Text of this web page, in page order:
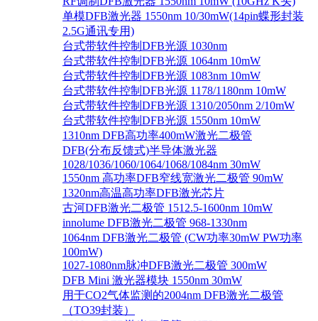
单模DFB激光器 1550nm 10/30mW(14pin蝶形封装
2.5G通讯专用)
台式带软件控制DFB光源 1030nm
台式带软件控制DFB光源 1064nm 10mW
台式带软件控制DFB光源 1083nm 10mW
台式带软件控制DFB光源 1178/1180nm 10mW
台式带软件控制DFB光源 1310/2050nm 2/10mW
台式带软件控制DFB光源 1550nm 10mW
1310nm DFB高功率400mW激光二极管
DFB(分布反馈式)半导体激光器
1028/1036/1060/1064/1068/1084nm 30mW
1550nm 高功率DFB窄线宽激光二极管 90mW
1320nm高温高功率DFB激光芯片
古河DFB激光二极管 1512.5-1600nm 10mW
innolume DFB激光二极管 968-1330nm
1064nm DFB激光二极管 (CW功率30mW PW功率
100mW)
1027-1080nm脉冲DFB激光二极管 300mW
DFB Mini 激光器模块 1550nm 30mW
用于CO2气体监测的2004nm DFB激光二极管
（TO39封装）